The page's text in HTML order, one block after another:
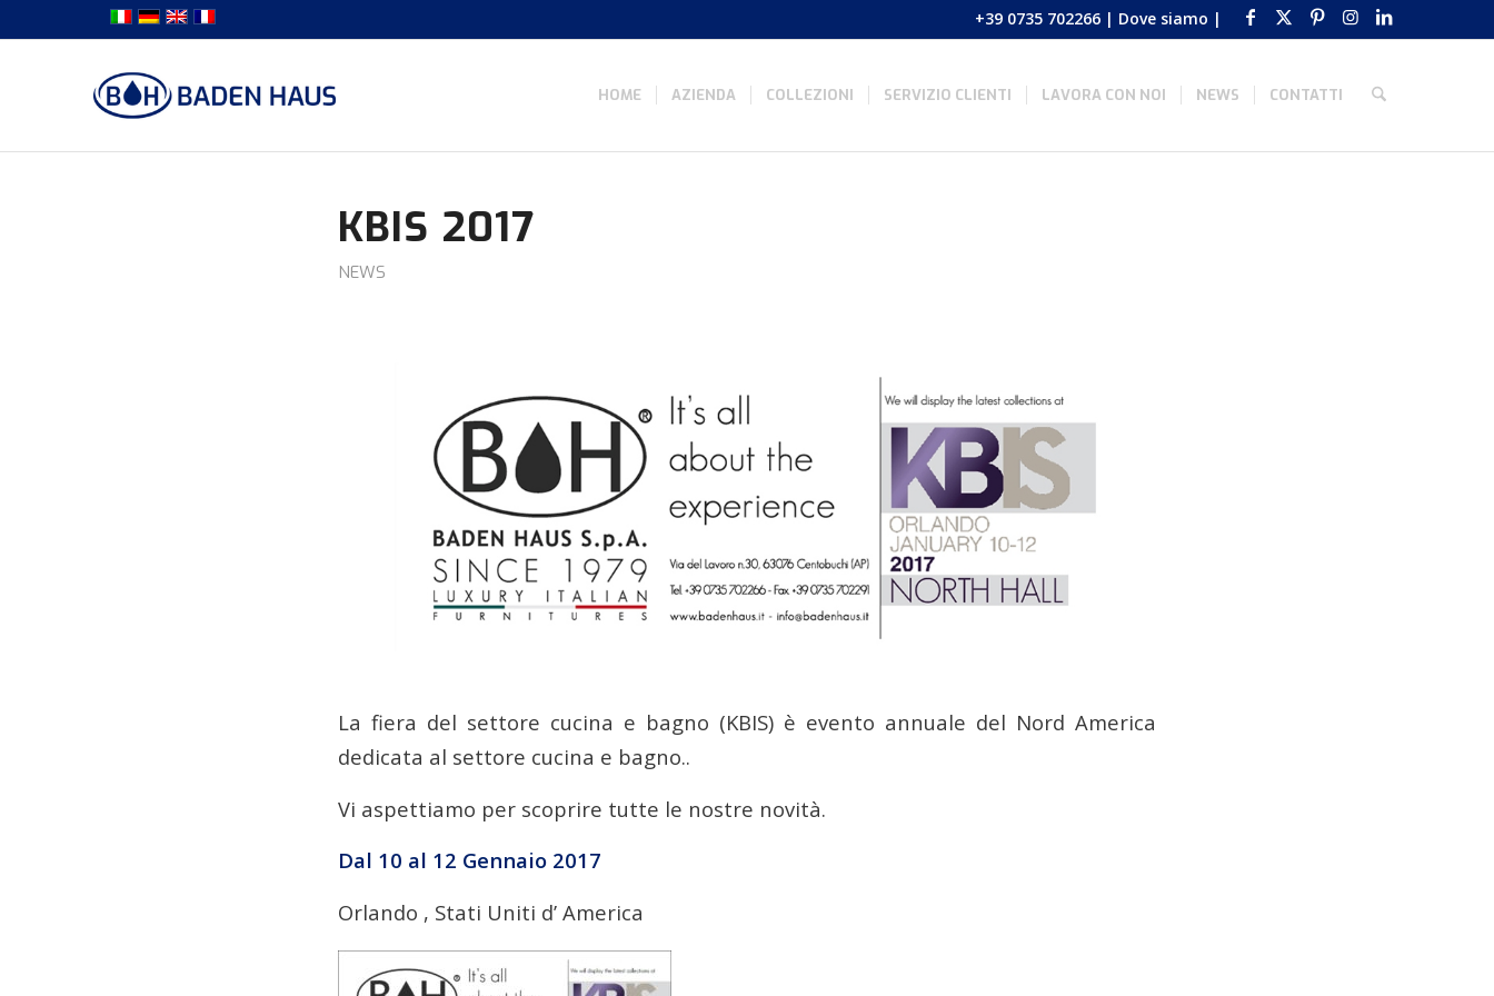
+39 0735 702266 | Dove siamo |
HOME AZIENDA COLLEZIONI SERVIZIO CLIENTI LAVORA CON NOI NEWS CONTATTI
KBIS 2017
NEWS
La fiera del settore cucina e bagno (KBIS) è evento annuale del Nord America
dedicata al settore cucina e bagno..
Vi aspettiamo per scoprire tutte le nostre novità.
Dal 10 al 12 Gennaio 2017
Orlando , Stati Uniti d’ America